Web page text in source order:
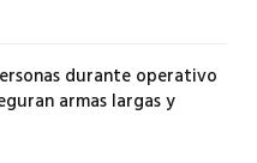
durante operativo
armas largas y